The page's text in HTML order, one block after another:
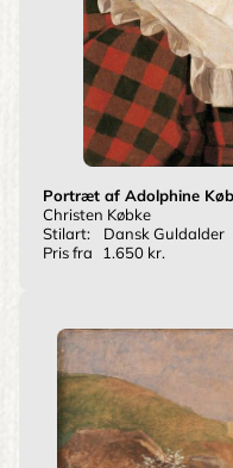
Portræt af Adolphine
Christen Købke
Stilart:
Dansk Guldalder
Pris fra
1.650 kr.